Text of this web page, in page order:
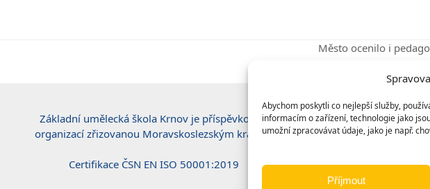
Abychom poskytli co nejlepší služby,
informacím o zařízení, technologie jako
umožní zpracovávat údaje, jako je např.
Příjmout
next
Město ocenilo i
Základní umělecká škola Krnov je příspěvkovou
organizací zřizovanou Moravskoslezským krajem.
Certifikace ČSN EN ISO 50001:2019